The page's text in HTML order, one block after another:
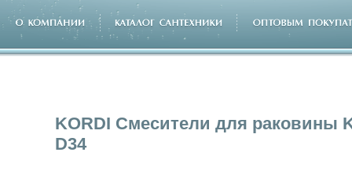
KORDI Смесители для раковины
D34